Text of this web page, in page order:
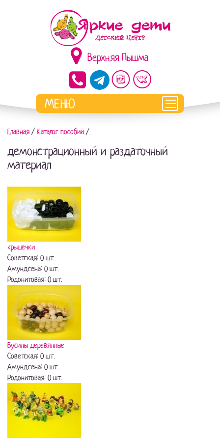
Верхняя Пышма
Главная / Каталог пособий /
демонстрационный и раздаточный
материал
крышечки
Советская: 0 шт.
Амундсена: 0 шт.
Родонитовая: 0 шт.
Бусины деревянные
Советская: 0 шт.
Амундсена: 0 шт.
Родонитовая: 0 шт.